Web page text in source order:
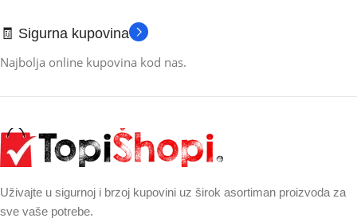
🧾 Sigurna kupovina
Najbolja online kupovina kod nas.
Uživajte u sigurnoj i brzoj kupovini uz širok asortiman proizvoda za
sve vaše potrebe.